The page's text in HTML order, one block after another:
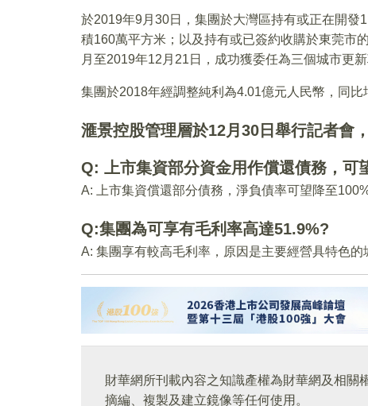
於2019年9月30日，集團於大灣區持有或正在開
積160萬平方米；以及持有或已簽約收購於東莞市
月至2019年12月21日，成功獲委任為三個城市更
集團於2018年經調整純利為4.01億元人民幣，同
滙景控股管理層於12月30日舉行記者會
Q: 上市集資部分資金用作償還債務，可
A: 上市集資償還部分債務，淨負債率可望降至100%
Q:集團為可享有毛利率高達51.9%?
A: 集團享有較高毛利率，原因是主要經營具特色
財華網所刊載內容之知識產權為財華網及相關
摘編、複製及建立鏡像等任何使用。